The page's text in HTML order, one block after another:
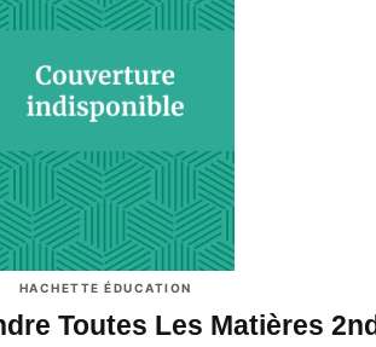
HACHETTE ÉDUCATION
Toutes Les Matières